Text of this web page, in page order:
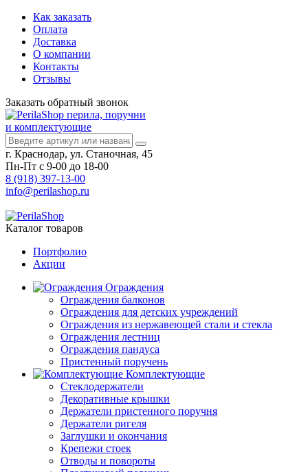
Как заказать
Оплата
Доставка
О компании
Контакты
Отзывы
Заказать обратный звонок
перила, поручни
и комплектующие
г. Краснодар, ул. Станочная, 45
Пн-Пт с 9-00 до 18-00
8 (918) 397-13-00
info@perilashop.ru
Каталог товаров
Портфолио
Акции
Ограждения
Ограждения балконов
Ограждения для детских учреждений
Ограждения из нержавеющей стали и стекла
Ограждения лестниц
Ограждения пандуса
Пристенный поручень
Комплектующие
Стеклодержатели
Декоративные крышки
Держатели пристенного поручня
Держатели ригеля
Заглушки и окончания
Крепежи стоек
Отводы и повороты